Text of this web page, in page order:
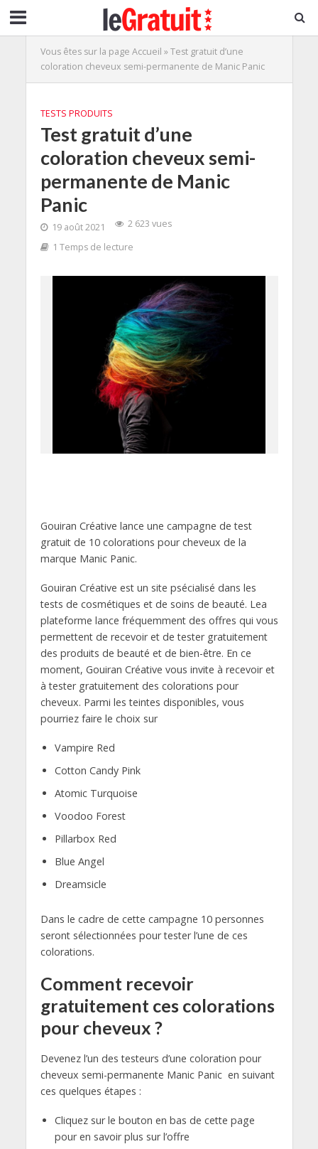
Vous êtes sur la page Accueil »Test gratuit d’une
coloration cheveux semi-permanente de Manic Panic
TESTS PRODUITS
Test gratuit d’une
coloration cheveux semi-
permanente de Manic
Panic
19 août 2021
2 623 vues
1 Temps de lecture
Gouiran Créative lance une campagne de test
gratuit de 10 colorations pour cheveux de la
marque Manic Panic.
Gouiran Créative est un site psécialisé dans les
tests de cosmétiques et de soins de beauté. Lea
plateforme lance fréquemment des offres qui vous
permettent de recevoir et de tester gratuitement
des produits de beauté et de bien-être. En ce
moment, Gouiran Créative vous invite à recevoir et
à tester gratuitement des colorations pour
cheveux. Parmi les teintes disponibles, vous
pourriez faire le choix sur
Vampire Red
Cotton Candy Pink
Atomic Turquoise
Voodoo Forest
Pillarbox Red
Blue Angel
Dreamsicle
Dans le cadre de cette campagne 10 personnes
seront sélectionnées pour tester l’une de ces
colorations.
Comment recevoir
gratuitement ces colorations
pour cheveux ?
Devenez l’un des testeurs d’une coloration pour
cheveux semi-permanente Manic Panic en suivant
ces quelques étapes :
Cliquez sur le bouton en bas de cette page
pour en savoir plus sur l’offre